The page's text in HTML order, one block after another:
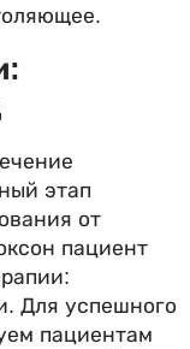
этап
от
пациент
Для успешного
пациентам